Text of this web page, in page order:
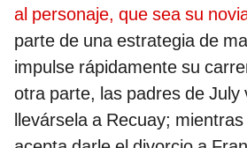
al personaje, que sea su
parte de una estrategia de
impulse rápidamente su
otra parte, las padres de July
llevársela a Recuay;